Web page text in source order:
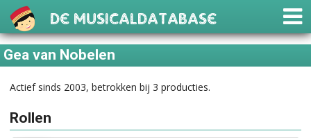
De Musicaldatabase
Gea van Nobelen
Actief sinds 2003, betrokken bij 3 producties.
Rollen